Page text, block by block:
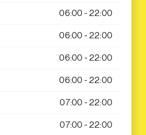
06:00 - 22:00
06:00 - 22:00
06:00 - 22:00
06:00 - 22:00
07:00 - 22:00
07:00 - 22:00